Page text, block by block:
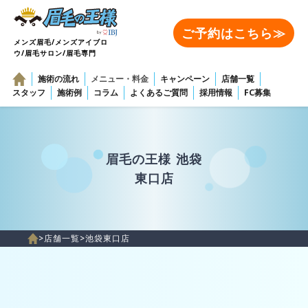
メンズ眉毛/メンズアイブロ
ウ/眉毛サロン/眉毛専門
ご予約はこちら≫
施術の流れ メニュー・料金 キャンペーン
店舗一覧
スタッフ
施術例 コラム よくあるご質問 採用情報 FC募集
眉毛の王様 池袋
東口店
>店舗一覧>池袋東口店